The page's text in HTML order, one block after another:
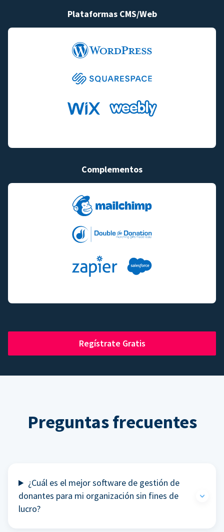
Plataformas CMS/Web
Complementos
Regístrate Gratis
Preguntas frecuentes
¿Cuál es el mejor software de gestión de
donantes para mi organización sin fines de
lucro?